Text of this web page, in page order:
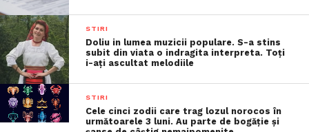
STIRI
Doliu in lumea muzicii populare. S-a stins
subit din viata o indragita interpreta. Toți
i-ați ascultat melodiile
STIRI
Cele cinci zodii care trag lozul norocos în
următoarele 3 luni. Au parte de bogăție și